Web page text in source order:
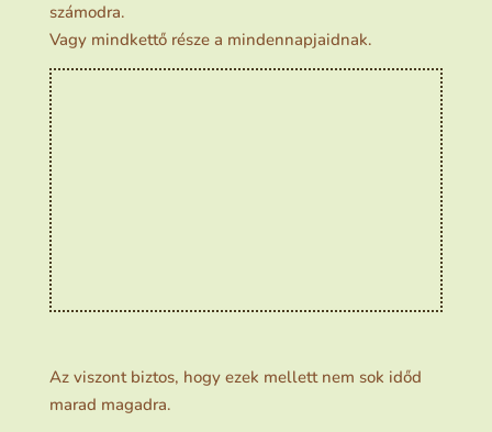
számodra.
Vagy mindkettő része a mindennapjaidnak.
Az viszont biztos, hogy ezek mellett nem sok időd
marad magadra.